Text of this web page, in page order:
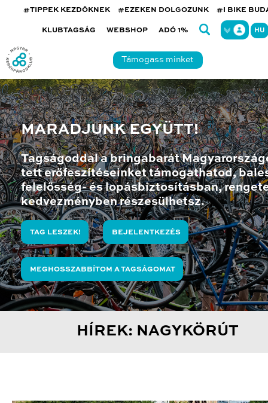
#TIPPEK KEZDŐKNEK #EZEKEN DOLGOZUNK #I BIKE
KLUBTAGSÁG WEBSHOP ADÓ 1% HU
Támogass minket
MARADJUNK EGYÜTT!
Tagságoddal a bringabarát
tett erőfeszítéseinket támogathatod,
felelősség- és lopásbiztosításban,
kedvezményben részesülhetsz.
TAG LESZEK! BEJELENTKEZÉS
MEGHOSSZABBÍTOM A TAGSÁGOMAT
HÍREK: NAGYKÖRÚT